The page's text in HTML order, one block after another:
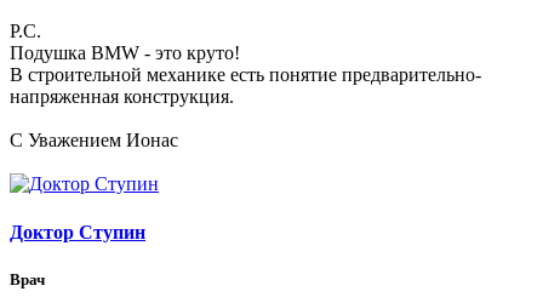
Р.С.
Подушка ВМW - это круто!
В строительной механике есть понятие предварительно-
напряженная конструкция.
С Уважением Ионас
Доктор Ступин
Врач